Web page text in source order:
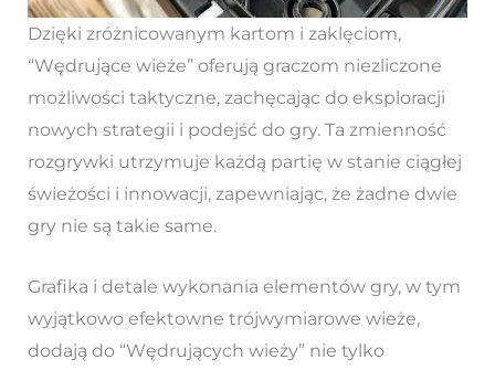
Dzięki zróżnicowanym kartom i zaklęciom,
“Wędrujące wieże” oferują graczom niezliczone
możliwości taktyczne, zachęcając do eksploracji
nowych strategii i podejść do gry. Ta zmienność
rozgrywki utrzymuje każdą partię w stanie ciągłej
świeżości i innowacji, zapewniając, że żadne dwie
gry nie są takie same.
Grafika i detale wykonania elementów gry, w tym
wyjątkowo efektowne trójwymiarowe wieże,
dodają do “Wędrujących wieży” nie tylko